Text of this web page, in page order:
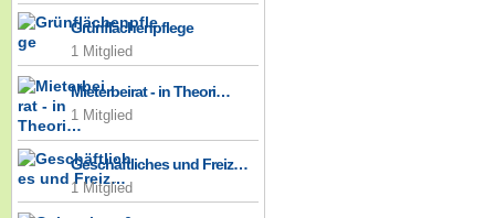
Grünflächenpflege
1 Mitglied
Mieterbeirat - in Theori…
1 Mitglied
Geschäftliches und Freiz…
1 Mitglied